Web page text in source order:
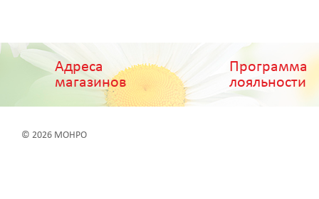
Адреса
магазинов
Программа
лояльности
© 2026 МОНРО